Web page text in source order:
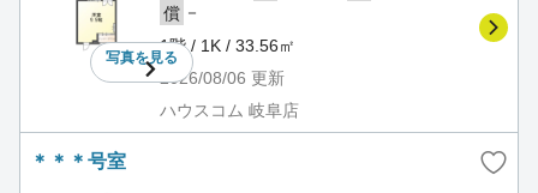
写真を見る
償 －
1階 / 1K / 33.56㎡
2026/08/06 更新
ハウスコム 岐阜店
＊＊＊号室